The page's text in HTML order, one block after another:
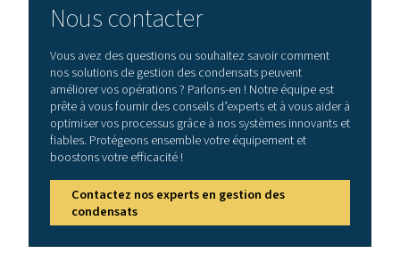
condensats peut améliorer les performances de
système et assurer le bon fonctionnement de
opérations.
Contactez nos experts en gestion des
condensats
Caractéristiques